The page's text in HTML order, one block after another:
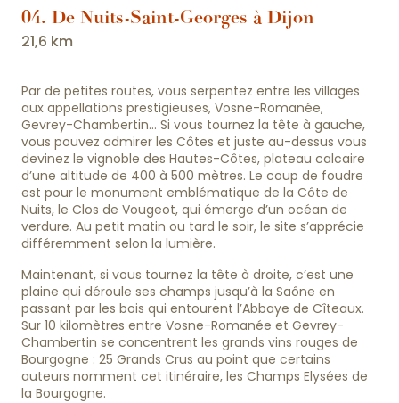
04. De Nuits-Saint-Georges à Dijon
21,6 km
Par de petites routes, vous serpentez entre les villages
aux appellations prestigieuses, Vosne-Romanée,
Gevrey-Chambertin… Si vous tournez la tête à gauche,
vous pouvez admirer les Côtes et juste au-dessus vous
devinez le vignoble des Hautes-Côtes, plateau calcaire
d’une altitude de 400 à 500 mètres. Le coup de foudre
est pour le monument emblématique de la Côte de
Nuits, le Clos de Vougeot, qui émerge d’un océan de
verdure. Au petit matin ou tard le soir, le site s’apprécie
différemment selon la lumière.
Maintenant, si vous tournez la tête à droite, c’est une
plaine qui déroule ses champs jusqu’à la Saône en
passant par les bois qui entourent l’Abbaye de Cîteaux.
Sur 10 kilomètres entre Vosne-Romanée et Gevrey-
Chambertin se concentrent les grands vins rouges de
Bourgogne : 25 Grands Crus au point que certains
auteurs nomment cet itinéraire, les Champs Elysées de
la Bourgogne.